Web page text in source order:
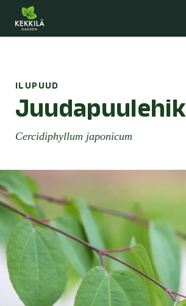
ILUPUUD
Juudapuulehik
Cercidiphyllum japonicum